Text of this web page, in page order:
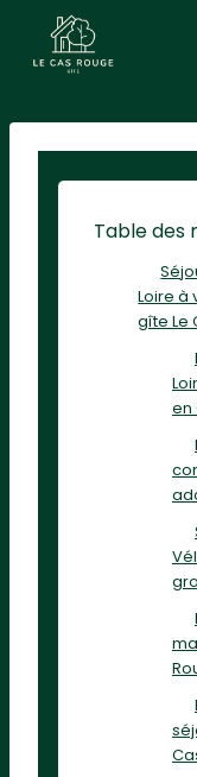
e
Table des
Loire à
gîte Le
en